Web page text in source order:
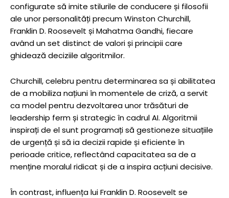
configurate să imite stilurile de conducere și filosofii
ale unor personalități precum Winston Churchill,
Franklin D. Roosevelt și Mahatma Gandhi, fiecare
având un set distinct de valori și principii care
ghidează deciziile algoritmilor.
Churchill, celebru pentru determinarea sa și abilitatea
de a mobiliza națiuni în momentele de criză, a servit
ca model pentru dezvoltarea unor trăsături de
leadership ferm și strategic în cadrul AI. Algoritmii
inspirați de el sunt programați să gestioneze situațiile
de urgență și să ia decizii rapide și eficiente în
perioade critice, reflectând capacitatea sa de a
menține moralul ridicat și de a inspira acțiuni decisive.
În contrast, influența lui Franklin D. Roosevelt se